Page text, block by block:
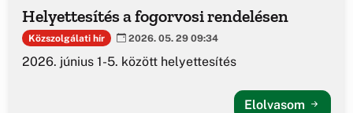
Helyettesítés a fogorvosi rendelésen
Közszolgálati hír 2026. 05. 29 09:34
2026. június 1-5. között helyettesítés
Elolvasom